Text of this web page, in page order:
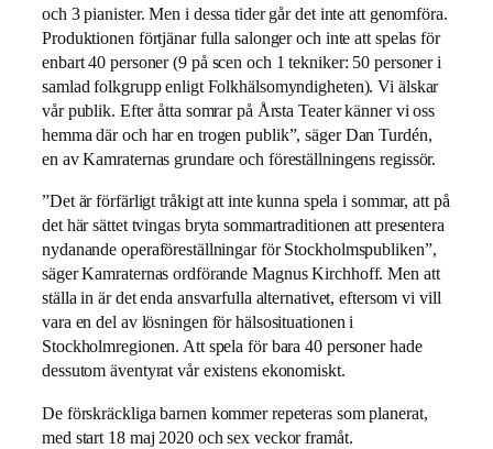
och 3 pianister. Men i dessa tider går det inte att genomföra.
Produktionen förtjänar fulla salonger och inte att spelas för
enbart 40 personer (9 på scen och 1 tekniker: 50 personer i
samlad folkgrupp enligt Folkhälsomyndigheten). Vi älskar
vår publik. Efter åtta somrar på Årsta Teater känner vi oss
hemma där och har en trogen publik”, säger Dan Turdén,
en av Kamraternas grundare och föreställningens regissör.
”Det är förfärligt tråkigt att inte kunna spela i sommar, att på
det här sättet tvingas bryta sommartraditionen att presentera
nydanande operaföreställningar för Stockholmspubliken”,
säger Kamraternas ordförande Magnus Kirchhoff. Men att
ställa in är det enda ansvarfulla alternativet, eftersom vi vill
vara en del av lösningen för hälsosituationen i
Stockholmregionen. Att spela för bara 40 personer hade
dessutom äventyrat vår existens ekonomiskt.
De förskräckliga barnen kommer repeteras som planerat,
med start 18 maj 2020 och sex veckor framåt.